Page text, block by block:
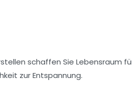
schaffen Sie Lebensraum
zur Entspannung.